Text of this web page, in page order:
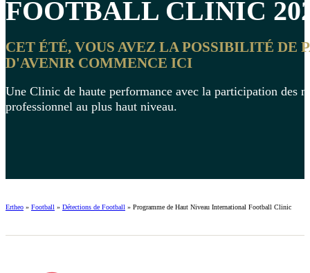
FOOTBALL CLINIC
CET ÉTÉ, VOUS AVEZ LA POSSIBILITÉ DE
D'AVENIR COMMENCE ICI
Une Clinic de haute performance avec la participation des
professionnel au plus haut niveau.
Ertheo » Football » Détections de Football » Programme de Haut Niveau International Football Clinic